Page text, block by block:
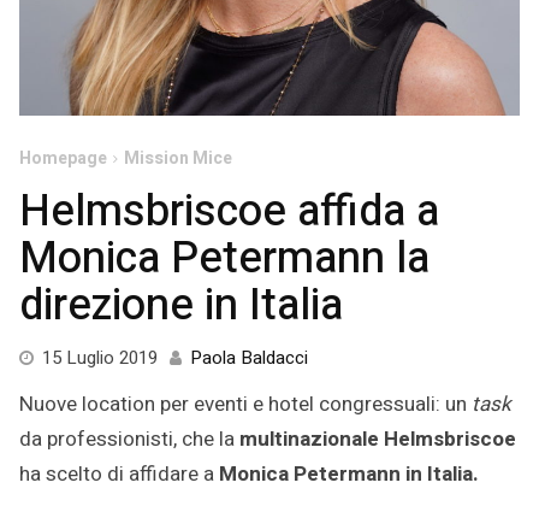
Homepage Mission Mice
Helmsbriscoe affida a
Monica Petermann la
direzione in Italia
15 Luglio 2019 15
2019
Paola Baldacci
Nuove location per eventi e hotel congressuali: un task
da professionisti, che la multinazionale Helmsbriscoe
ha scelto di affidare a Monica Petermann in Italia.